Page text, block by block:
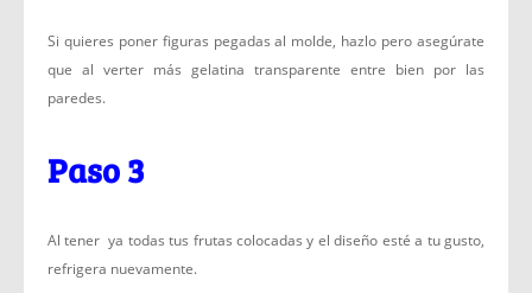
Si quieres poner figuras pegadas al molde, hazlo pero asegúrate
que al verter más gelatina transparente entre bien por las
paredes.
Paso 3
Al tener ya todas tus frutas colocadas y el diseño esté a tu gusto,
refrigera nuevamente.